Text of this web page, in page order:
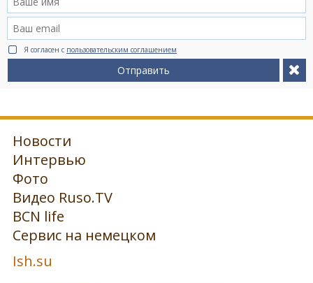
Я согласен с пользовательским соглашением
Отправить
Новости
Интервью
Фото
Видео Ruso.TV
BCN life
Сервис на немецком
Ish.su